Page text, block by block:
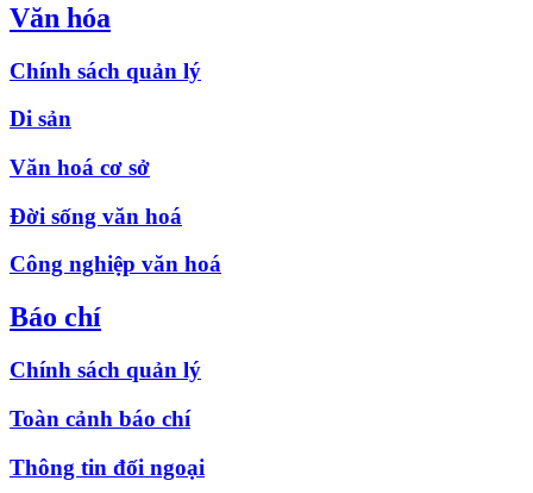
Văn hóa
Chính sách quản lý
Di sản
Văn hoá cơ sở
Đời sống văn hoá
Công nghiệp văn hoá
Báo chí
Chính sách quản lý
Toàn cảnh báo chí
Thông tin đối ngoại